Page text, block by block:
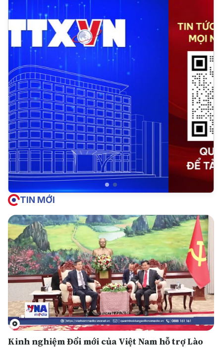
TIN MỚI
Kinh nghiệm Đổi mới của Việt Nam hỗ trợ Lào